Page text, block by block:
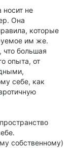
носит не
Она
которые
им же.
большая
опыта, от
себе, как
собственному)